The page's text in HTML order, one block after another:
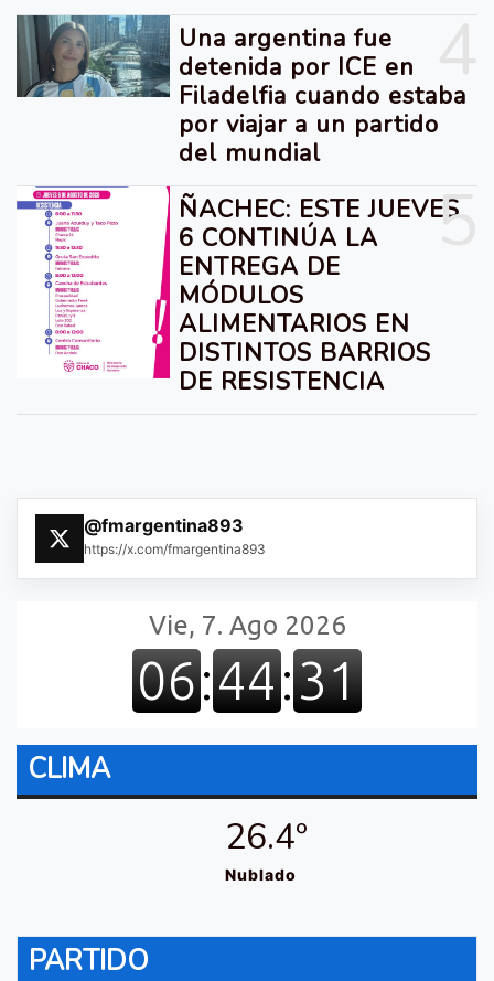
Una argentina fue
detenida por ICE en
Filadelfia cuando estaba
por viajar a un partido
del mundial
5
ÑACHEC: ESTE JUEVES
6 CONTINÚA LA
ENTREGA DE
MÓDULOS
ALIMENTARIOS EN
DISTINTOS BARRIOS
DE RESISTENCIA
@fmargentina893
https://x.com/fmargentina893
CLIMA
26.4º
Nublado
PARTIDO